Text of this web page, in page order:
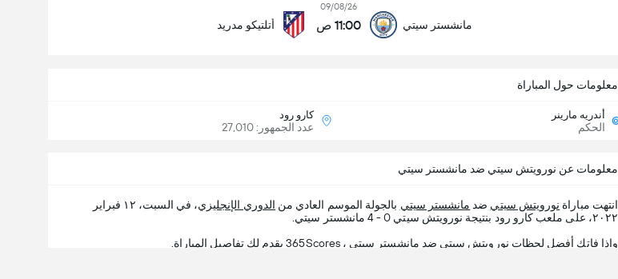
مانشستر سيتي
09/08/26
11:00 ص أتلتيكو مدريد
معلومات حول المباراة
أندريه مارينر
الحكم
كارو رود
عدد الجمهور: 27,010
معلومات عن نورويتش سيتي ضد مانشستر سيتي
انتهت مباراة نورويتش سيتي ضد مانشستر سيتي بالجولة الموسم العادي من الدوري الإنجليزي
، في السبت، ١٢ فبراير
٢٠٢٢، على ملعب كارو رود بنتيجة نورويتش سيتي 0 - 4 مانشستر سيتي.
وإذا فاتك أفضل لحظات نورويتش سيتي ضد مانشستر سيتي ، 365Scores يقدم لك تفاصيل المباراة.